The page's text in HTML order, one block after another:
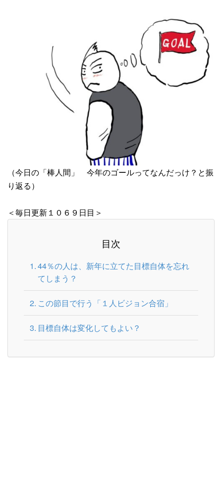
（今日の「棒人間」 今年のゴールってなんだっけ？と振
り返る）
＜毎日更新１０６９日目＞
目次
44％の人は、新年に立てた目標自体を忘れ
てしまう？
この節目で行う「１人ビジョン合宿」
目標自体は変化してもよい？